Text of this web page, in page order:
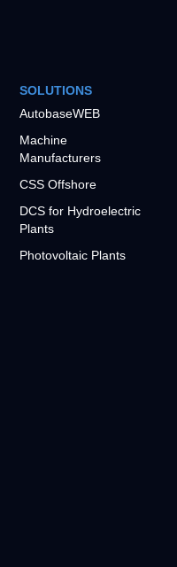
SOLUTIONS
AutobaseWEB
Machine
Manufacturers
CSS Offshore
DCS for Hydroelectric
Plants
Photovoltaic Plants